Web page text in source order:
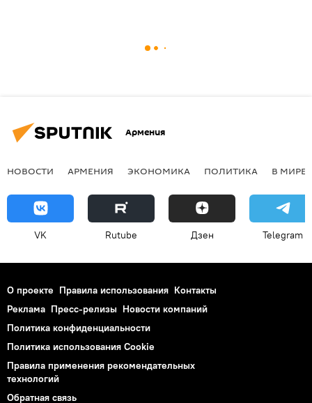
Армения
НОВОСТИ АРМЕНИЯ ЭКОНОМИКА ПОЛИТИКА В МИРЕ
VK Rutube Дзен Telegram
О проекте Правила использования Контакты
Реклама Пресс-релизы Новости компаний
Политика конфиденциальности
Политика использования Cookie
Правила применения рекомендательных
технологий
Обратная связь